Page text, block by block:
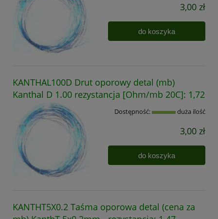
3,00 zł
do koszyka
KANTHAL100D Drut oporowy detal (mb)
Kanthal D 1.00 rezystancja [Ohm/mb 20C]: 1,72
Dostępność: duża ilość
3,00 zł
do koszyka
KANTHT5X0.2 Taśma oporowa detal (cena za